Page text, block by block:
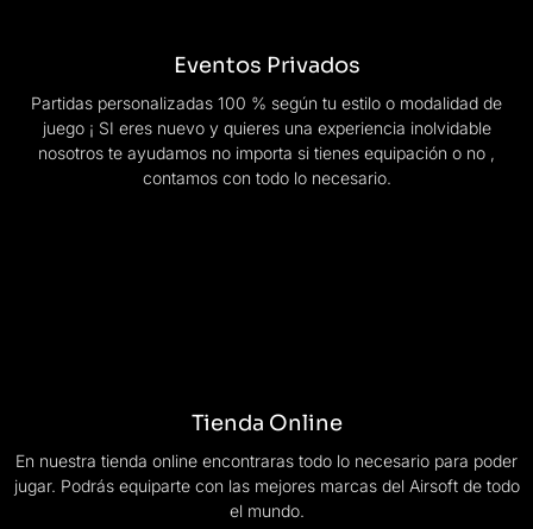
Eventos Privados
Partidas personalizadas 100 % según tu estilo o modalidad de
juego ¡ SI eres nuevo y quieres una experiencia inolvidable
nosotros te ayudamos no importa si tienes equipación o no ,
contamos con todo lo necesario.
Tienda Online
En nuestra tienda online encontraras todo lo necesario para poder
jugar. Podrás equiparte con las mejores marcas del Airsoft de todo
el mundo.